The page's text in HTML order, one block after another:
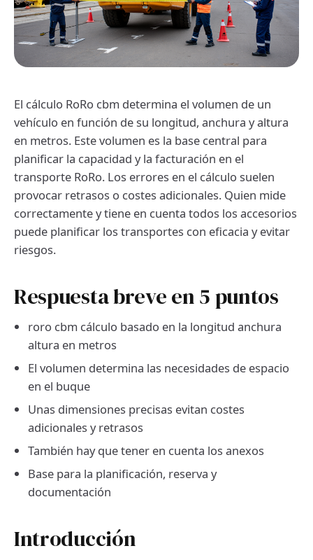
El cálculo RoRo cbm determina el volumen de un
vehículo en función de su longitud, anchura y altura
en metros. Este volumen es la base central para
planificar la capacidad y la facturación en el
transporte RoRo. Los errores en el cálculo suelen
provocar retrasos o costes adicionales. Quien mide
correctamente y tiene en cuenta todos los accesorios
puede planificar los transportes con eficacia y evitar
riesgos.
Respuesta breve en 5 puntos
roro cbm cálculo basado en la longitud anchura
altura en metros
El volumen determina las necesidades de espacio
en el buque
Unas dimensiones precisas evitan costes
adicionales y retrasos
También hay que tener en cuenta los anexos
Base para la planificación, reserva y
documentación
Introducción